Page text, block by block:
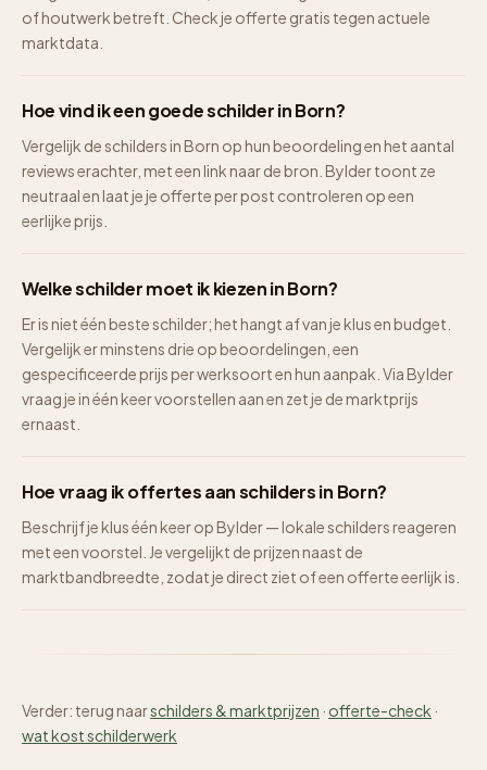
of houtwerk betreft. Check je offerte gratis tegen actuele
marktdata.
Hoe vind ik een goede schilder in Born?
Vergelijk de schilders in Born op hun beoordeling en het aantal
reviews erachter, met een link naar de bron. Bylder toont ze
neutraal en laat je je offerte per post controleren op een
eerlijke prijs.
Welke schilder moet ik kiezen in Born?
Er is niet één beste schilder; het hangt af van je klus en budget.
Vergelijk er minstens drie op beoordelingen, een
gespecificeerde prijs per werksoort en hun aanpak. Via Bylder
vraag je in één keer voorstellen aan en zet je de marktprijs
ernaast.
Hoe vraag ik offertes aan schilders in Born?
Beschrijf je klus één keer op Bylder — lokale schilders reageren
met een voorstel. Je vergelijkt de prijzen naast de
marktbandbreedte, zodat je direct ziet of een offerte eerlijk is.
Verder: terug naarschilders & marktprijzen · offerte-check ·
wat kost schilderwerk